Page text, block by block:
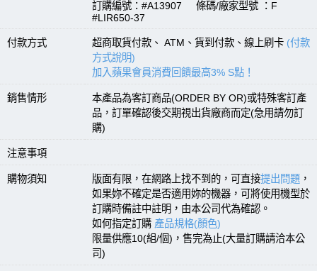
訂購編號：#A13907 條碼/廠家型號 ：F
#LIR650-37
付款方式 超商取貨付款、 ATM、貨到付款、線上刷卡 (付款
方式說明)
加入蘋果會員消費回饋最高3% S點！
銷售情形
本產品為客訂商品(ORDER BY OR)或特殊客訂產
品，訂單確認後交期視出貨廠商而定(急用請勿訂
購)
注意事項
購物須知 版面有限，在網路上找不到的，可直接提出問題 ，
如果妳不確定是否適用妳的機器，可將使用機型於
訂購時備註中註明，由本公司代為確認。
如何指定訂購 產品規格(顏色)
限量供應10(組/個)，售完為止(大量訂購請洽本公
司)